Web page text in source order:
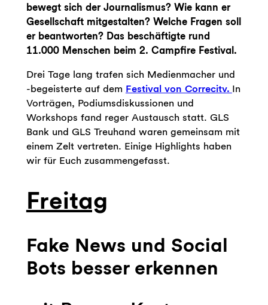
bewegt sich der Journalismus? Wie kann er
Gesellschaft mitgestalten? Welche Fragen soll
er beantworten? Das beschäftigte rund
11.000 Menschen beim 2. Campfire Festival.
Drei Tage lang trafen sich Medienmacher und
-begeisterte auf dem Festival von Correcitv. In
Vorträgen, Podiumsdiskussionen und
Workshops fand reger Austausch statt. GLS
Bank und GLS Treuhand waren gemeinsam mit
einem Zelt vertreten. Einige Highlights haben
wir für Euch zusammengefasst.
Freitag
Fake News und Social
Bots besser erkennen